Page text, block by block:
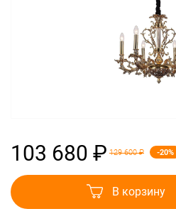
103 680 ₽ 129 600 ₽ -20%
В корзину